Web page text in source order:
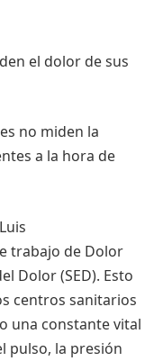
no miden la
a la hora de
trabajo de Dolor
Dolor (SED). Esto
centros sanitarios
una constante vital
pulso, la presión